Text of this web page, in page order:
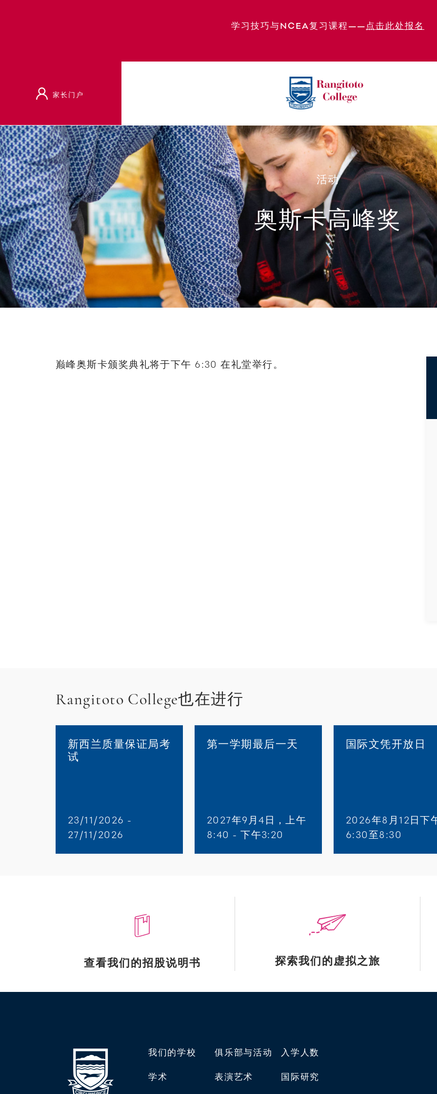
学习技巧与NCEA复习课程——点击此处报名
家长门户
活动
奥斯卡高峰奖
巅峰奥斯卡颁奖典礼将于下午 6:30 在礼堂举行。
Rangitoto College也在进行
新西兰质量保证局考
试
23/11/2026 -
27/11/2026
第一学期最后一天
2027年9月4日，上午
8:40 - 下午3:20
国际文凭开放日
2026年8月12日下
6:30至8:30
查看我们的招股说明书 探索我们的虚拟之旅
我们的学校
学术
俱乐部与活动
表演艺术
入学人数
国际研究